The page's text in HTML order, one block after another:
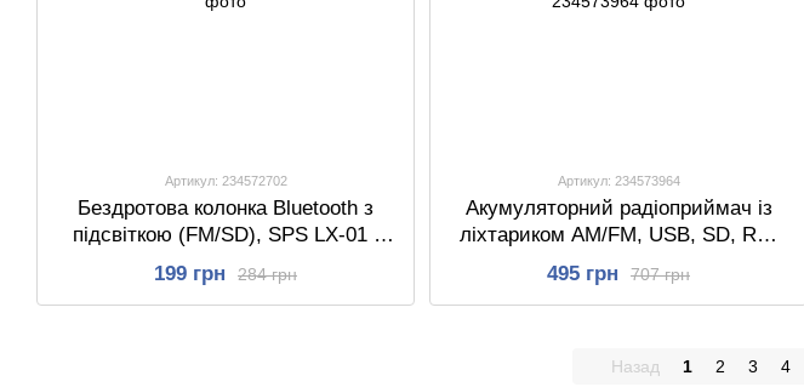
Артикул: 234572702
Бездротова колонка Bluetooth з
підсвіткою (FM/SD), SPS LX-01 /
Мобільна колонка / Портативна
колонка
284 грн
199 грн
Артикул: 234573964
Акумуляторний радіоприймач із
ліхтариком AM/FM, USB, SD, RX-
177LED / Портативний фм радіо на
батарейках
707 грн
495 грн
Назад 1 2 3 4